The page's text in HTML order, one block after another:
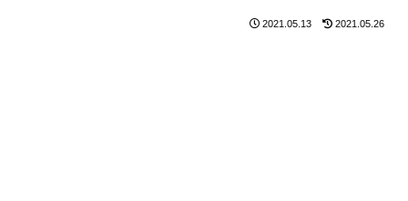
2021.05.13 2021.05.26